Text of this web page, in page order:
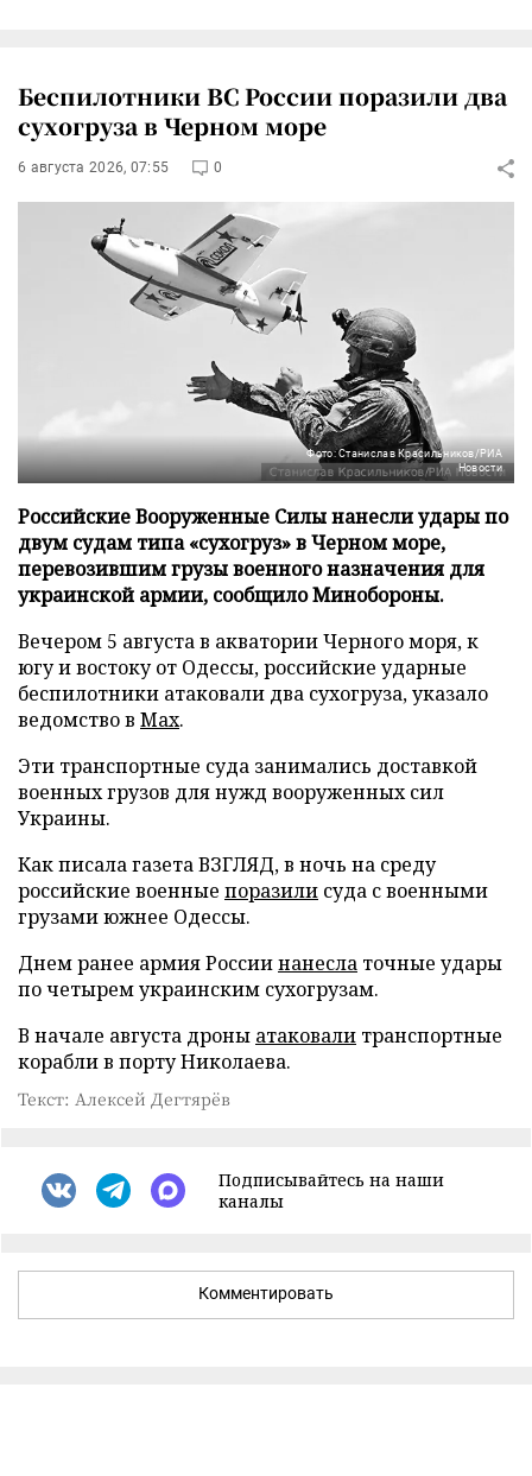
Беспилотники ВС России поразили два
сухогруза в Черном море
6 августа 2026, 07:55 0
Фото: Станислав Красильников/РИА
Новости
Российские Вооруженные Силы нанесли удары по
двум судам типа «сухогруз» в Черном море,
перевозившим грузы военного назначения для
украинской армии, сообщило Минобороны.
Вечером 5 августа в акватории Черного моря, к
югу и востоку от Одессы, российские ударные
беспилотники атаковали два сухогруза, указало
ведомство в Max.
Эти транспортные суда занимались доставкой
военных грузов для нужд вооруженных сил
Украины.
Как писала газета ВЗГЛЯД, в ночь на среду
российские военные поразили суда с военными
грузами южнее Одессы.
Днем ранее армия Россиинанесла точные удары
по четырем украинским сухогрузам.
В начале августа дроны атаковали транспортные
корабли в порту Николаева.
Текст: Алексей Дегтярёв
Подписывайтесь на наши
каналы
Комментировать